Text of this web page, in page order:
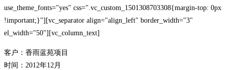
use_theme_fonts="yes" css=".vc_custom_1501308703308{margin-top: 0px
!important;}"][vc_separator align="align_left" border_width="3"
el_width="50"][vc_column_text]
客户：香雨蓝苑项目
时间：2012年12月